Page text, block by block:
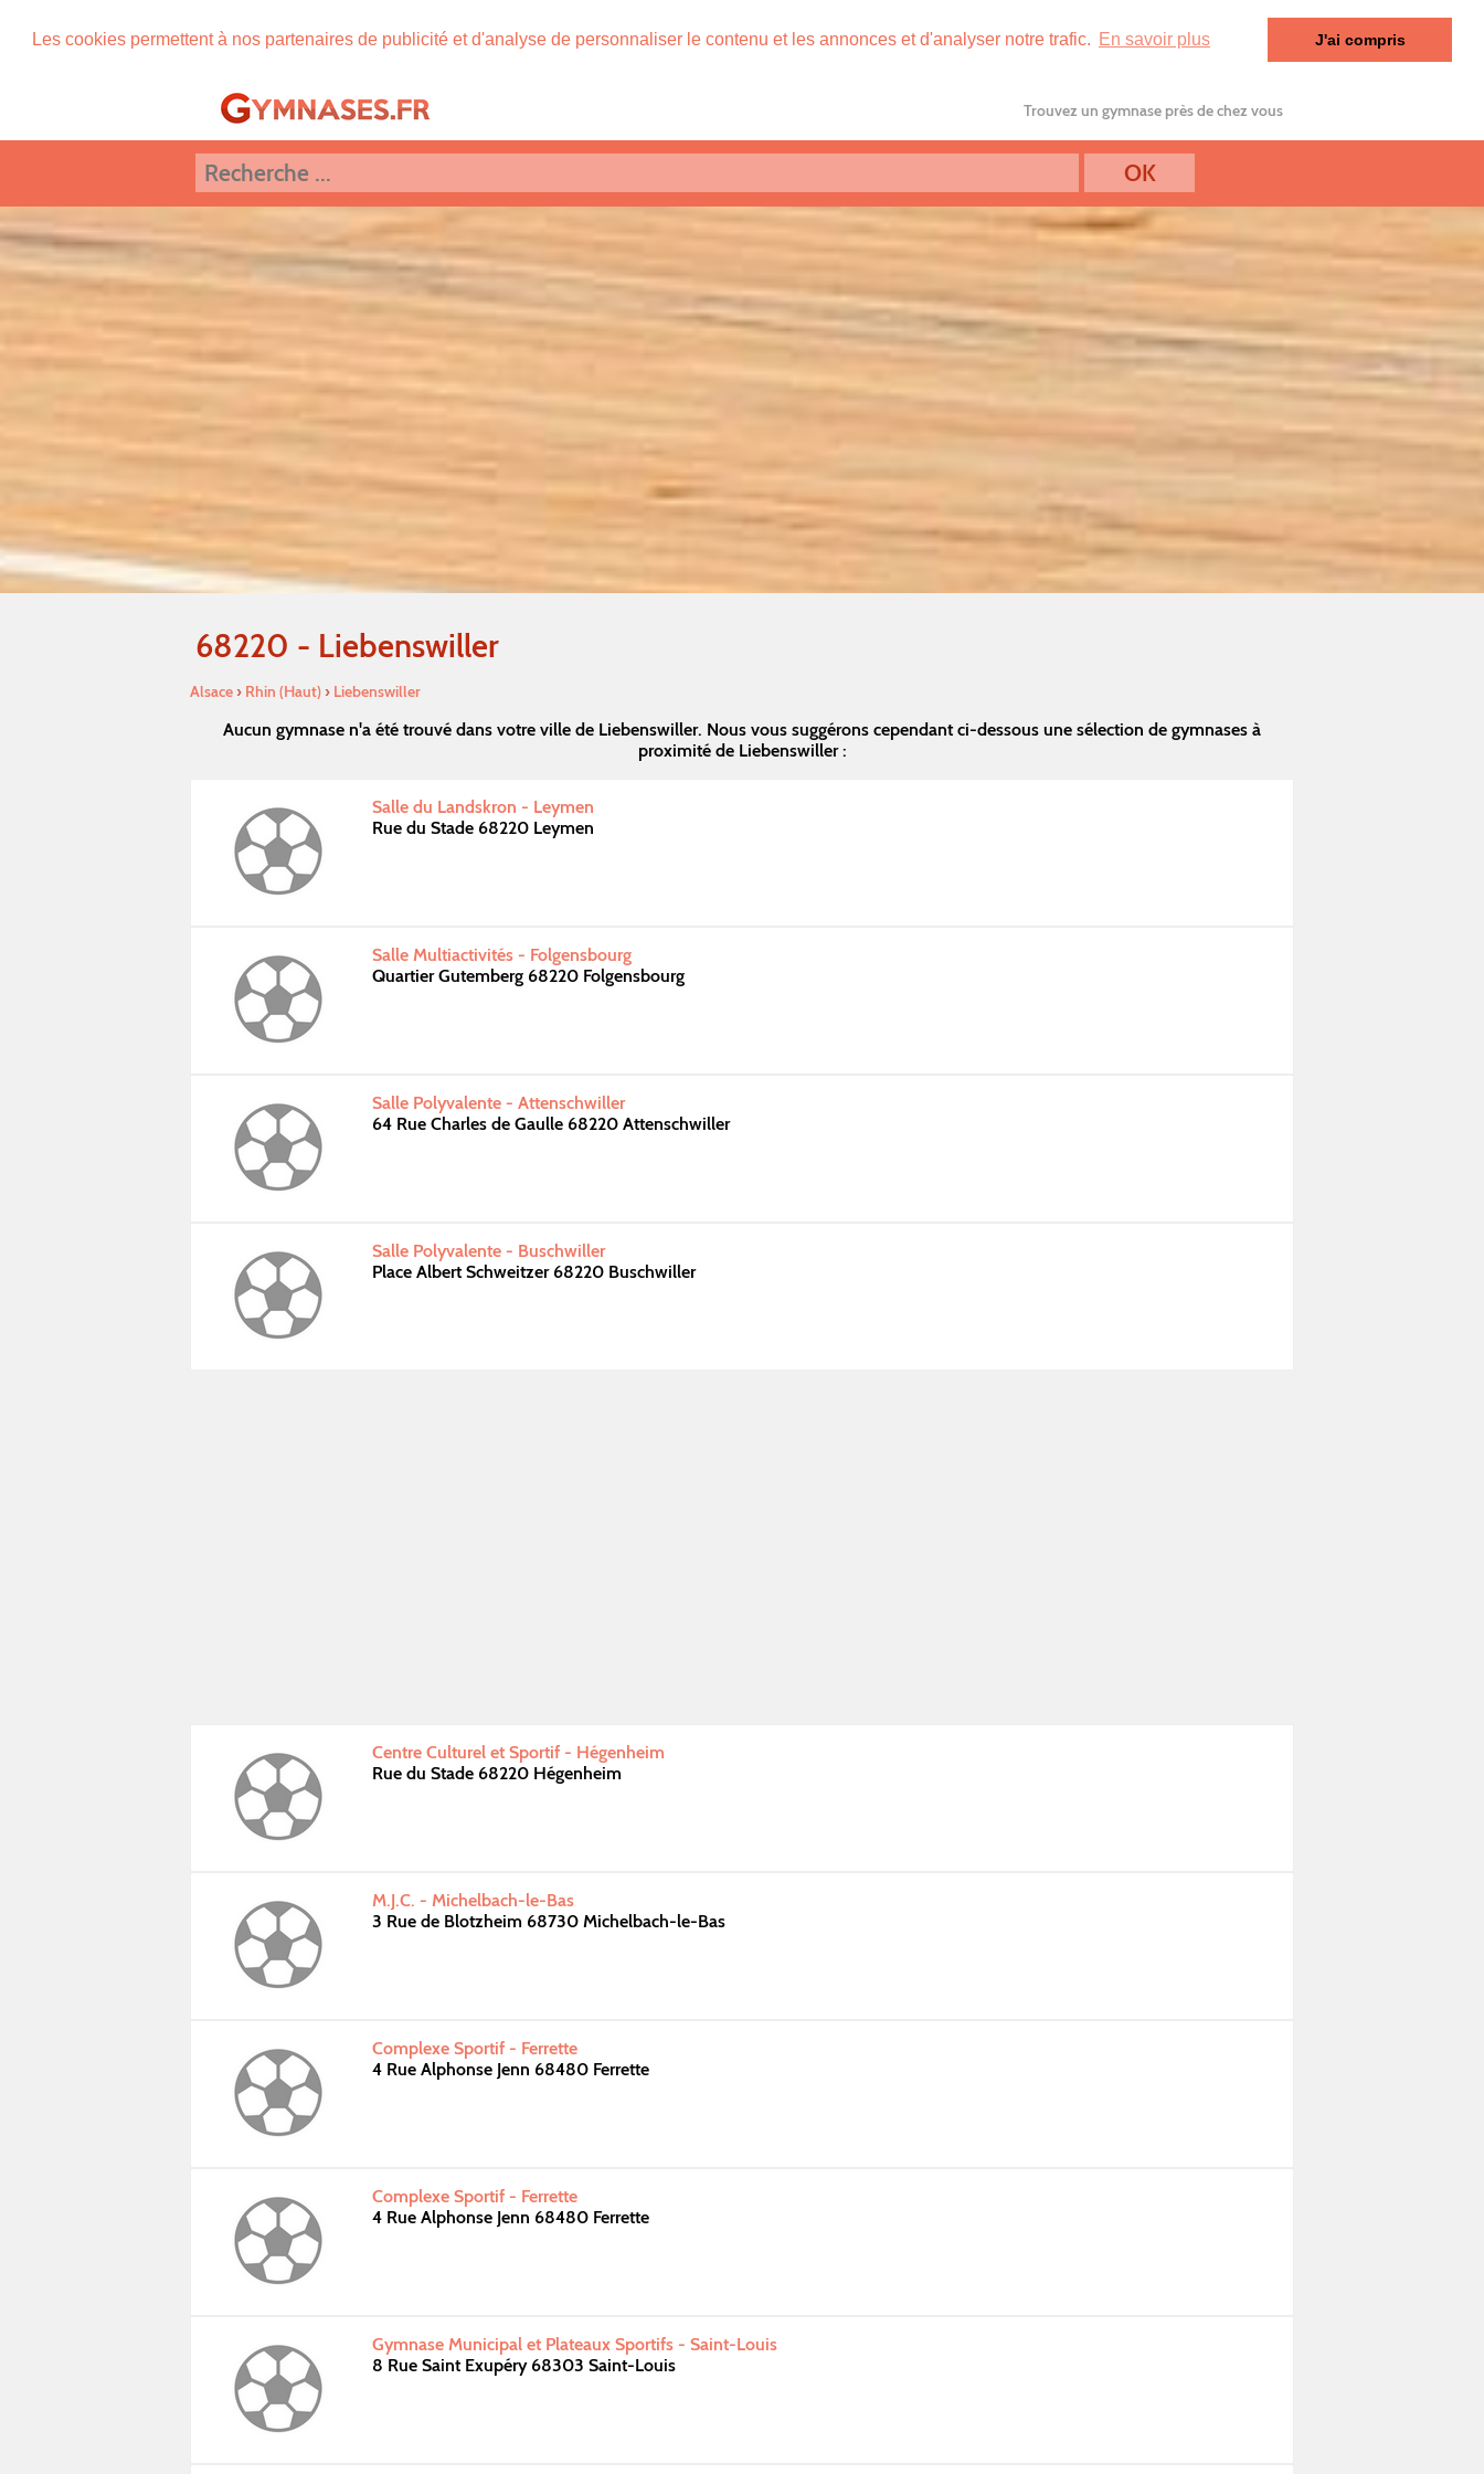
Les cookies permettent à nos partenaires de publicité et d'analyse de personnaliser le contenu et les annonces et d'analyser notre trafic. En savoir plus J'ai compris
Trouvez un gymnase près de chez vous
68220 - Liebenswiller
Alsace› Rhin (Haut)› Liebenswiller
Aucun gymnase n'a été trouvé dans votre ville de Liebenswiller. Nous vous suggérons cependant ci-dessous une sélection de gymnases à
proximité de Liebenswiller :
Salle du Landskron - Leymen
Rue du Stade 68220 Leymen
Salle Multiactivités - Folgensbourg
Quartier Gutemberg 68220 Folgensbourg
Salle Polyvalente - Attenschwiller
64 Rue Charles de Gaulle 68220 Attenschwiller
Salle Polyvalente - Buschwiller
Place Albert Schweitzer 68220 Buschwiller
Centre Culturel et Sportif - Hégenheim
Rue du Stade 68220 Hégenheim
M.J.C. - Michelbach-le-Bas
3 Rue de Blotzheim 68730 Michelbach-le-Bas
Complexe Sportif - Ferrette
4 Rue Alphonse Jenn 68480 Ferrette
Complexe Sportif - Ferrette
4 Rue Alphonse Jenn 68480 Ferrette
Gymnase Municipal et Plateaux Sportifs - Saint-Louis
8 Rue Saint Exupéry 68303 Saint-Louis